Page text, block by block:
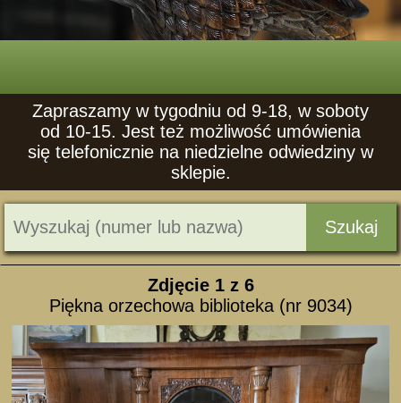
Zapraszamy w tygodniu od 9-18, w soboty
od 10-15. Jest też możliwość umówienia
się telefonicznie na niedzielne odwiedziny w
sklepie.
Szukaj
Zdjęcie 1z 6
Piękna orzechowa biblioteka (nr 9034)